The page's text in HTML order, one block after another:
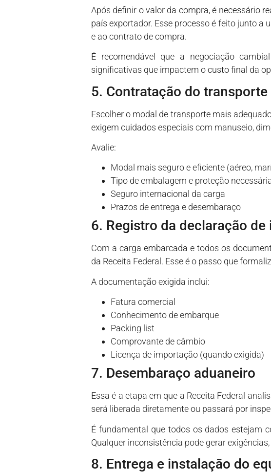
Após definir o valor da compra, é necessário
país exportador. Esse processo é feito junto
e ao contrato de compra.
É recomendável que a negociação
significativas que impactem o custo final da
5. Contratação do
Escolher o modal de transporte mais
exigem cuidados especiais com manuseio,
Avalie:
Modal mais seguro e eficiente (aéreo,
Tipo de embalagem e proteção
Seguro internacional da carga
Prazos de entrega e desembaraço
6. Registro da declaração
Com a carga embarcada e todos os
da Receita Federal. Esse é o passo que
A documentação exigida inclui:
Fatura comercial
Conhecimento de embarque
Packing list
Comprovante de câmbio
Licença de importação (quando exigida)
7. Desembaraço aduaneiro
Essa é a etapa em que a Receita Federal
será liberada diretamente ou passará por
É fundamental que todos os dados estejam
Qualquer inconsistência pode gerar
8. Entrega e instalação do